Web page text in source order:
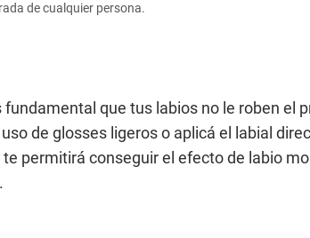
de cualquier persona.
que tus labios no le roben el
de glosses ligeros o aplicá el labial
te permitirá conseguir el efecto de labio